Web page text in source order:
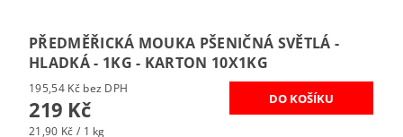
PŘEDMĚŘICKÁ MOUKA PŠENIČNÁ SVĚTLÁ -
HLADKÁ - 1KG - KARTON 10X1KG
195,54 Kč bez DPH
219 Kč
21,90 Kč / 1 kg